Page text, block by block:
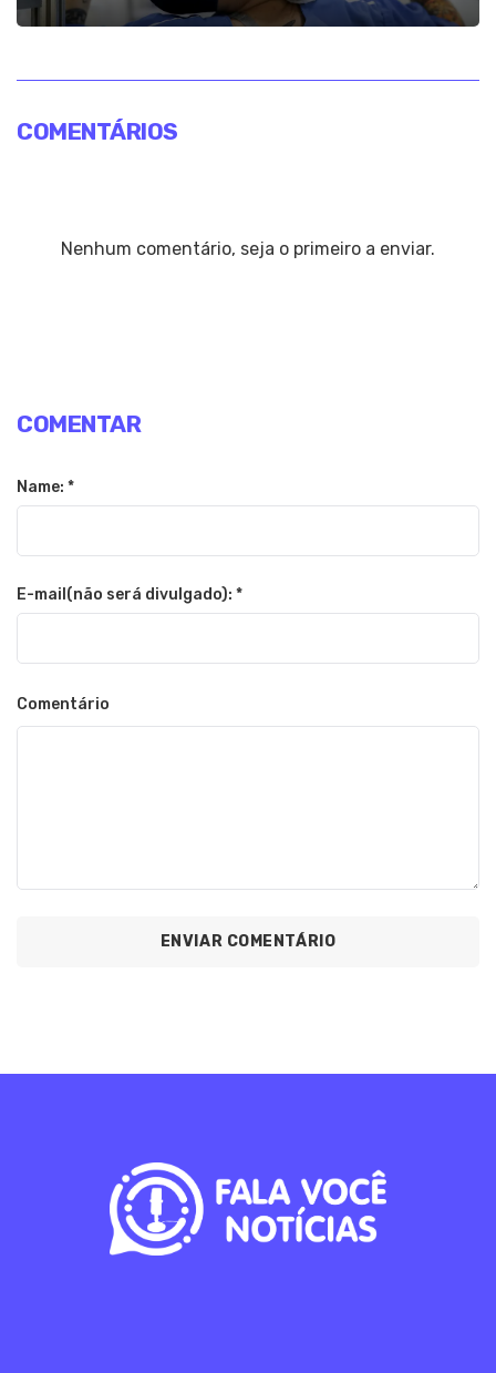
COMENTÁRIOS
Nenhum comentário, seja o primeiro a enviar.
COMENTAR
Name: *
E-mail(não será divulgado): *
Comentário